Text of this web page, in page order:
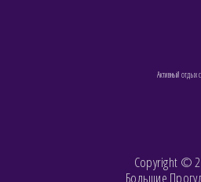
Активный отдых
Copyright ©
Большие